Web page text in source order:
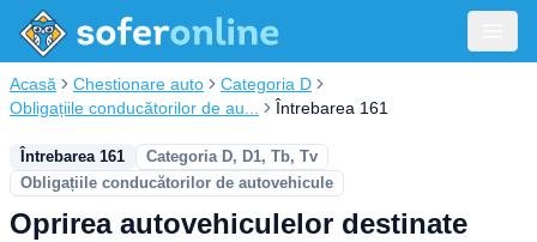
Acasă Chestionare auto
Categoria D
Obligațiile conducătorilor de au...
Întrebarea 161
Întrebarea 161
Categoria D, D1, Tb, Tv
Obligațiile conducătorilor de autovehicule
Oprirea autovehiculelor destinate